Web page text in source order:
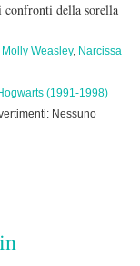
confronti della sorella
Molly Weasley, Narcissa
(1991-1998)
Nessuno